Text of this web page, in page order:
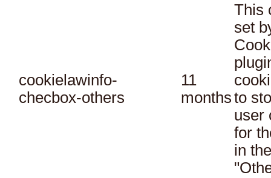
cookielawinfo-
checbox-others
11
months
This
set
to
user
for
in